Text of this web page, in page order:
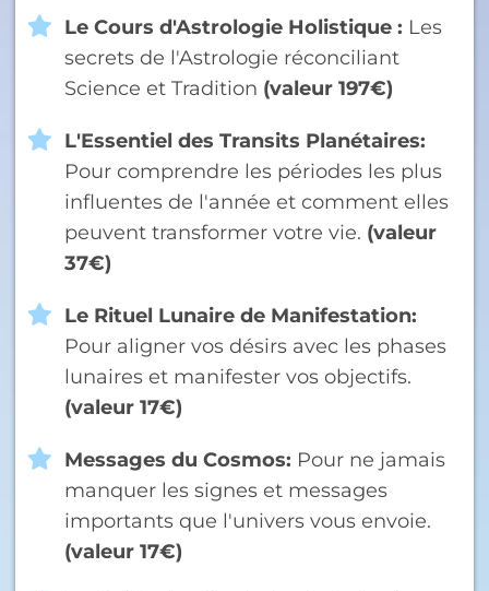
Le Cours d'Astrologie Holistique : Les
secrets de l'Astrologie réconciliant
Science et Tradition (valeur 197€)
L'Essentiel des Transits Planétaires:
Pour comprendre les périodes les plus
influentes de l'année et comment elles
peuvent transformer votre vie. (valeur
37€)
Le Rituel Lunaire de Manifestation:
Pour aligner vos désirs avec les phases
lunaires et manifester vos objectifs.
(valeur 17€)
Messages du Cosmos: Pour ne jamais
manquer les signes et messages
importants que l'univers vous envoie.
(valeur 17€)